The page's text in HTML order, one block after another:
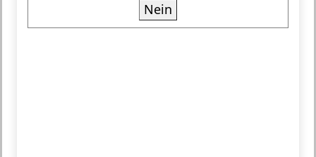
Nein